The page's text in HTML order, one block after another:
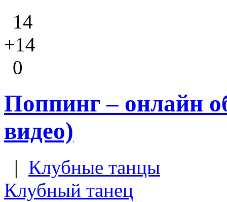
14
+14
0
Поппинг – онлайн
видео)
| Клубные танцы
Клубный танец